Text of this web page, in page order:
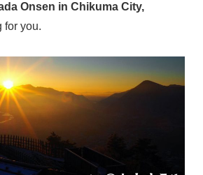
Onsen in Chikuma City,
for you.